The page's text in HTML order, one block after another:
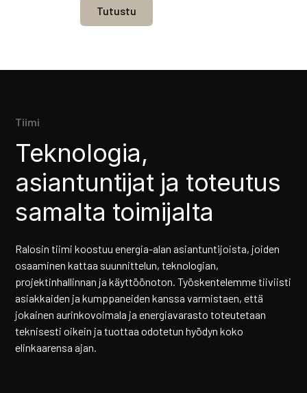
Tutustu
Tiimi
Teknologia,
asiantuntijat ja toteutus
samalta toimijalta
Ralosin tiimi koostuu energia-alan asiantuntijoista, joiden
osaaminen kattaa suunnittelun, teknologian,
projektinhallinnan ja käyttöönoton. Työskentelemme tiiviisti
asiakkaiden ja kumppaneiden kanssa varmistaen, että
jokainen aurinkovoimala ja energiavarasto toteutetaan
teknisesti oikein ja tuottaa odotetun hyödyn koko
elinkaarensa ajan.